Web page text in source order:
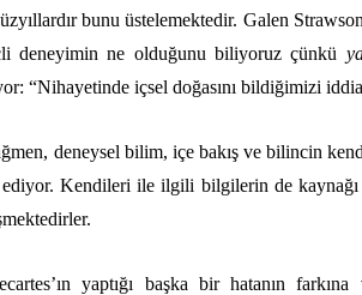
bunu üstelemektedir. Galen
deneyimin ne olduğunu biliyoruz çünkü
“Nihayetinde içsel doğasını bildiğimizi
deneysel bilim, içe bakış ve bilincin
Kendileri ile ilgili bilgilerin de
yaptığı başka bir hatanın